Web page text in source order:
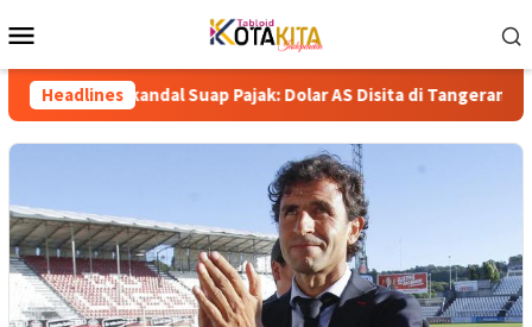
to
Menu
Headlines
Skandal Suap Pajak: Dolar AS Disita di Tangerang, Jaringan